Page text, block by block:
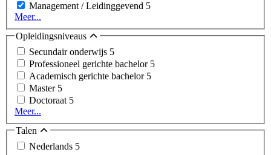
Management / Leidinggevend 5
Meer...
Opleidingsniveaus
Secundair onderwijs 5
Professioneel gerichte bachelor 5
Academisch gerichte bachelor 5
Master 5
Doctoraat 5
Meer...
Talen
Nederlands 5